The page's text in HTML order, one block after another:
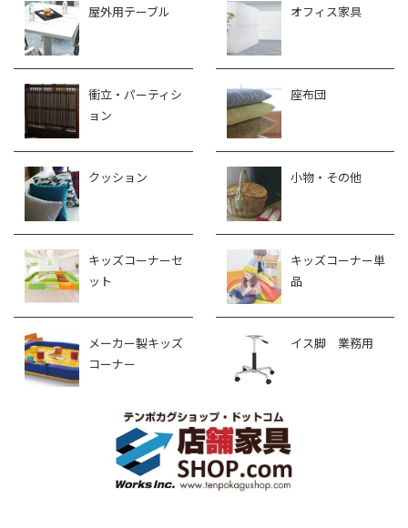
屋外用テーブル オフィス家具
衝立・パーティシ
ョン
座布団
クッション 小物・その他
キッズコーナーセ
ット
キッズコーナー単
品
メーカー製キッズ
コーナー
イス脚 業務用